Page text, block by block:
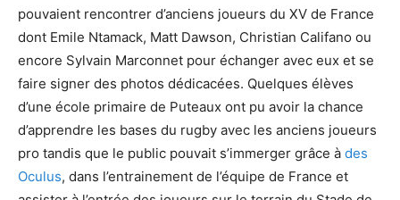
pouvaient rencontrer d’anciens joueurs du XV de France
dont Emile Ntamack, Matt Dawson, Christian Califano ou
encore Sylvain Marconnet pour échanger avec eux et se
faire signer des photos dédicacées. Quelques élèves
d’une école primaire de Puteaux ont pu avoir la chance
d’apprendre les bases du rugby avec les anciens joueurs
pro tandis que le public pouvait s’immerger grâce à des
Oculus, dans l’entrainement de l’équipe de France et